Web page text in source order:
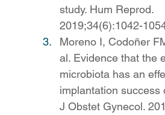
study. Hum Reprod.
2019;34(6):1042-
Moreno I, Codoñer
al. Evidence that the
microbiota has an
implantation success
J Obstet Gynecol.